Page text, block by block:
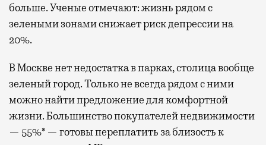
больше. Ученые отмечают: жизнь рядом с
зелеными зонами снижает риск депрессии на
20%.
В Москве нет недостатка в парках, столица вообще
зеленый город. Только не всегда рядом с ними
можно найти предложение для комфортной
жизни. Большинство покупателей недвижимости
— 55%* — готовы переплатить за близость к